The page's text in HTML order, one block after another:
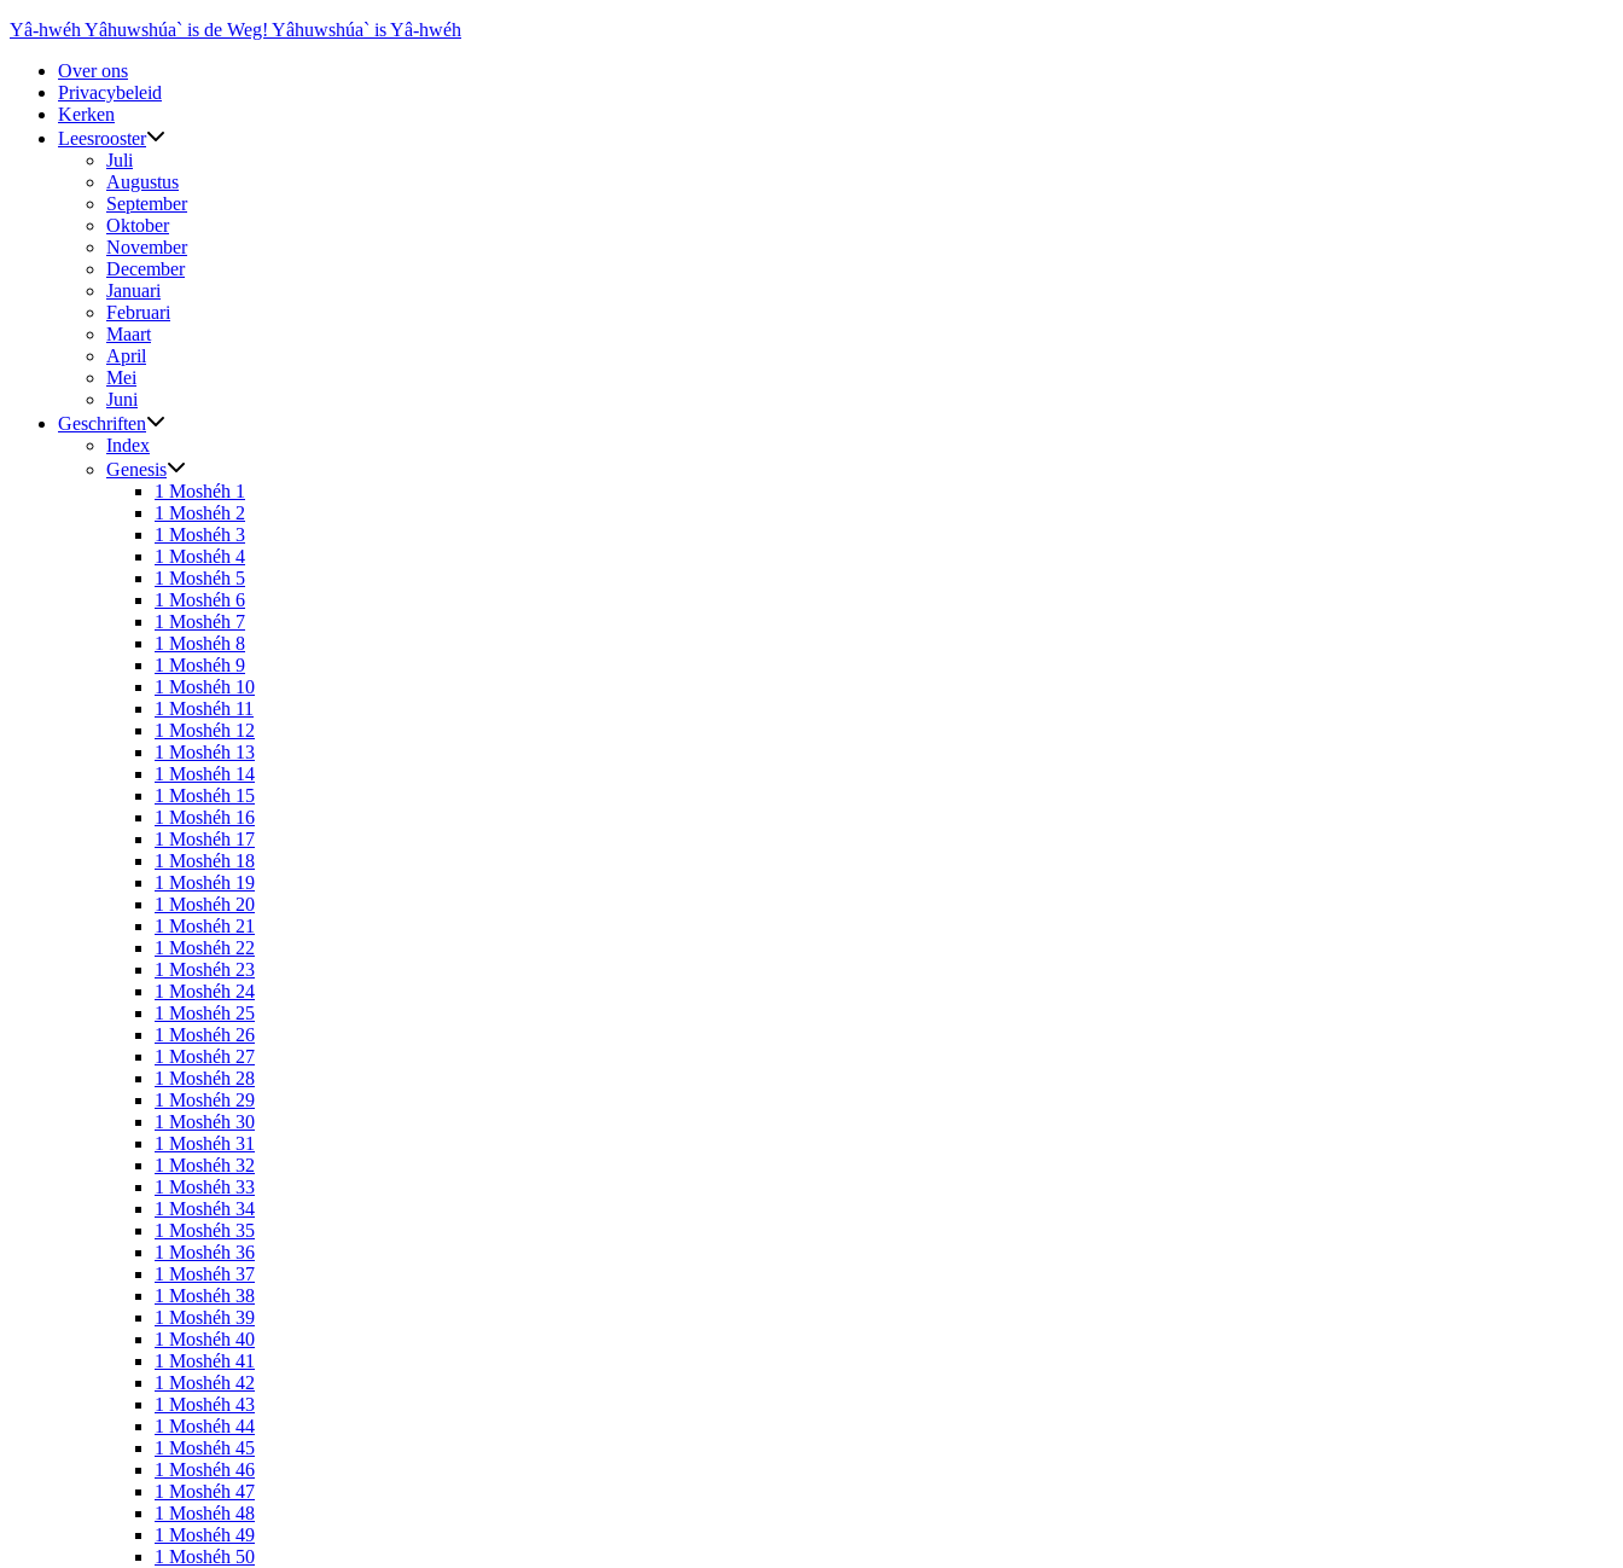
Ga
inhoud
Yâ-hwéh Yâhuwshúa` is de Weg! Yâhuwshúa` is Yâ-hwéh
Over ons
Privacybeleid
Kerken
Leesrooster
Juli
Augustus
September
Oktober
November
December
Januari
Februari
Maart
April
Mei
Juni
Geschriften
Index
Genesis
1 Moshéh 1
1 Moshéh 2
1 Moshéh 3
1 Moshéh 4
1 Moshéh 5
1 Moshéh 6
1 Moshéh 7
1 Moshéh 8
1 Moshéh 9
1 Moshéh 10
1 Moshéh 11
1 Moshéh 12
1 Moshéh 13
1 Moshéh 14
1 Moshéh 15
1 Moshéh 16
1 Moshéh 17
1 Moshéh 18
1 Moshéh 19
1 Moshéh 20
1 Moshéh 21
1 Moshéh 22
1 Moshéh 23
1 Moshéh 24
1 Moshéh 25
1 Moshéh 26
1 Moshéh 27
1 Moshéh 28
1 Moshéh 29
1 Moshéh 30
1 Moshéh 31
1 Moshéh 32
1 Moshéh 33
1 Moshéh 34
1 Moshéh 35
1 Moshéh 36
1 Moshéh 37
1 Moshéh 38
1 Moshéh 39
1 Moshéh 40
1 Moshéh 41
1 Moshéh 42
1 Moshéh 43
1 Moshéh 44
1 Moshéh 45
1 Moshéh 46
1 Moshéh 47
1 Moshéh 48
1 Moshéh 49
1 Moshéh 50